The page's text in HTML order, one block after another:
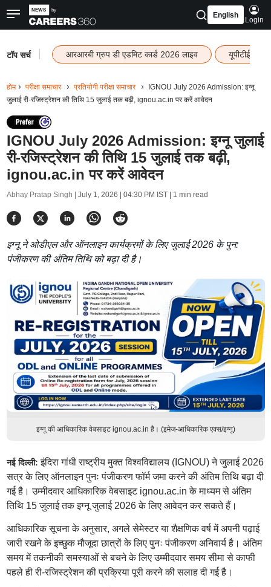
English
Login
टॉप सर्च आरआरबी ग्रुप डी एडमिट कार्ड 2026 लाइव यूपीटीईटी
होम परीक्षा समाचार प्रतियोगी परीक्षा समाचार
IGNOU July 2026 Admission: इग्नू
जुलाई री-रजिस्ट्रेशन की तिथि 15 जुलाई तक बढ़ी, ignou.ac.in पर करें आवेदन
IGNOU July 2026 Admission: इग्नू जुलाई
री-रजिस्ट्रेशन की तिथि 15 जुलाई तक बढ़ी,
ignou.ac.in पर करें आवेदन
Abhay Pratap Singh | July 1, 2026 | 04:30 PM IST| 1 min read
इग्नू ने ओडीएल और ऑनलाइन कार्यक्रमों के लिए जुलाई 2026 के पुन:
पंजीकरण की अंतिम तिथि को बढ़ा दी है।
इग्नू की आधिकारिक वेबसाइट ignou.ac.in है। (इमेज-आधिकारिक एक्स/इग्नू)
नई दिल्ली:इंदिरा गांधी राष्ट्रीय मुक्त विश्वविद्यालय (IGNOU) ने जुलाई 2026
सत्र के लिए ऑनलाइन पुनः पंजीकरण फॉर्म जमा करने की अंतिम तिथि बढ़ा दी
गई है। उम्मीदवार आधिकारिक वेबसाइट ignou.ac.in के माध्यम से अंतिम
तिथि 15 जुलाई तक इग्नू जुलाई 2026 के लिए आवेदन कर सकते हैं।
आधिकारिक सूचना के अनुसार, अगले सेमेस्टर या शैक्षणिक वर्ष में अपनी पढ़ाई
जारी रखने के इच्छुक मौजूदा छात्रों के लिए पुनः पंजीकरण अनिवार्य है। अंतिम
समय में तकनीकी समस्याओं से बचने के लिए उम्मीदवार समय सीमा से काफी
पहले ही री-रजिस्ट्रेशन की प्रक्रिया पूरी करने की सलाह दी गई है।